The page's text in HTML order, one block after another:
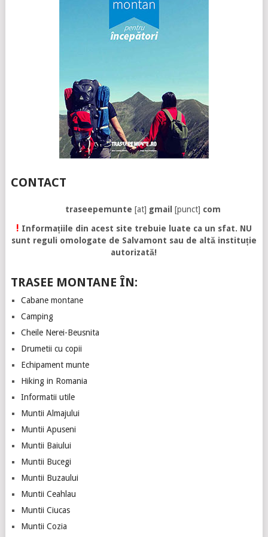
CONTACT
traseepemunte [at] gmail [punct] com
! Informațiile din acest site trebuie luate ca un sfat. NU
sunt reguli omologate de Salvamont sau de altă instituție
autorizată!
TRASEE MONTANE ÎN:
Cabane montane
Camping
Cheile Nerei-Beusnita
Drumetii cu copii
Echipament munte
Hiking in Romania
Informatii utile
Muntii Almajului
Muntii Apuseni
Muntii Baiului
Muntii Bucegi
Muntii Buzaului
Muntii Ceahlau
Muntii Ciucas
Muntii Cozia